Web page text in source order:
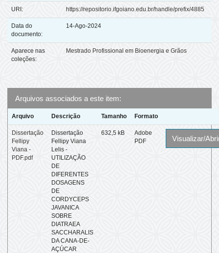
URI: https://repositorio.ifgoiano.edu.br/handle/prefix/4885
Data do
documento:
14-Ago-2024
Aparece nas
coleções:
Mestrado Profissional em Bioenergia e Grãos
Arquivos associados a este item:
Arquivo Descrição Tamanho Formato
Dissertação
Fellipy
Viana -
PDF.pdf
Dissertação
Fellipy Viana
Lelis -
UTILIZAÇÃO
DE
DIFERENTES
DOSAGENS
DE
CORDYCEPS
JAVANICA
SOBRE
DIATRAEA
SACCHARALIS
DA CANA-DE-
AÇÚCAR
632,5 kB
Adobe
PDF
Visualizar/